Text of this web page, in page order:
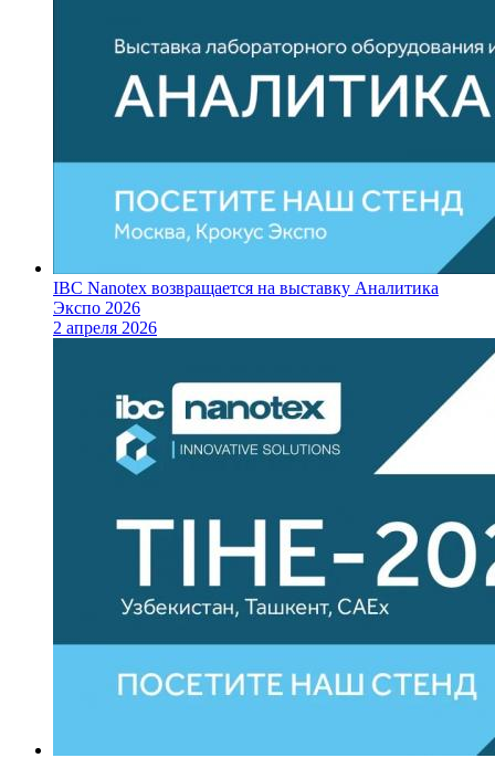
IBC Nanotex возвращается на выставку Аналитика
Экспо 2026
2 апреля 2026